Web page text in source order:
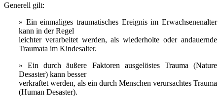
Generell gilt:
» Ein einmaliges traumatisches Ereignis im Erwachsenenalter
kann in der Regel
leichter verarbeitet werden, als wiederholte oder andauernde
Traumata im Kindesalter.
» Ein durch äußere Faktoren ausgelöstes Trauma (Nature
Desaster) kann besser
verkraftet werden, als ein durch Menschen verursachtes Trauma
(Human Desaster).